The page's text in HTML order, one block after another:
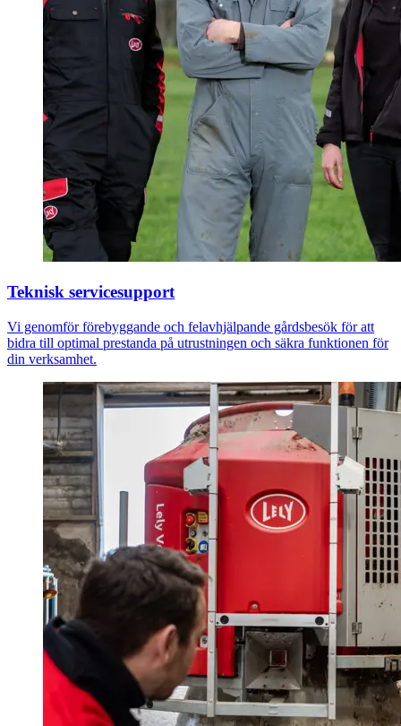
Teknisk servicesupport
Vi genomför förebyggande och felavhjälpande gårdsbesök för att
bidra till optimal prestanda på utrustningen och säkra funktionen för
din verksamhet.